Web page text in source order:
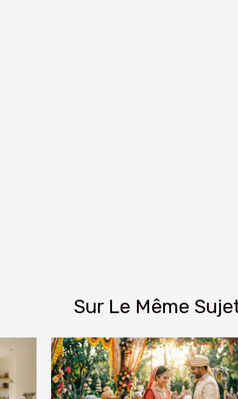
Sur Le Même